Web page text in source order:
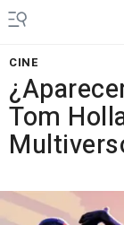
CINE
Tom